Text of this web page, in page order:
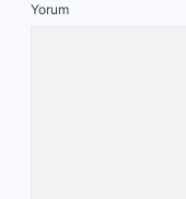
Yorum